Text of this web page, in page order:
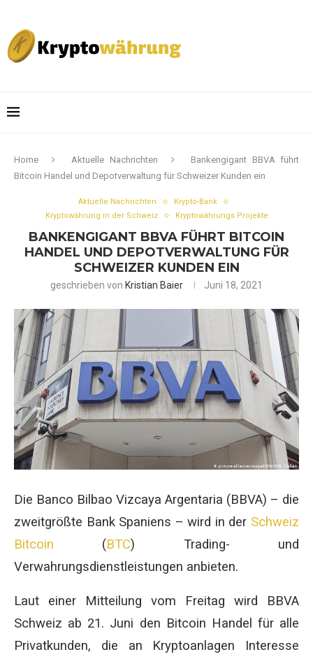
Home Aktuelle Nachrichten
Bankengigant BBVA führt
Bitcoin Handel und Depotverwaltung für Schweizer Kunden ein
Aktuelle Nachrichten
Krypto-Bank
Kryptowährung in der Schweiz
Kryptowährungs Projekte
BANKENGIGANT BBVA FÜHRT BITCOIN
HANDEL UND DEPOTVERWALTUNG FÜR
SCHWEIZER KUNDEN EIN
geschrieben von Kristian Baier Juni 18, 2021
Die Banco Bilbao Vizcaya Argentaria (BBVA) – die
zweitgrößte Bank Spaniens – wird in der Schweiz
Bitcoin (BTC) Trading- und
Verwahrungsdienstleistungen anbieten.
Laut einer Mitteilung vom Freitag wird BBVA
Schweiz ab 21. Juni den Bitcoin Handel für alle
Privatkunden, die an Kryptoanlagen Interesse